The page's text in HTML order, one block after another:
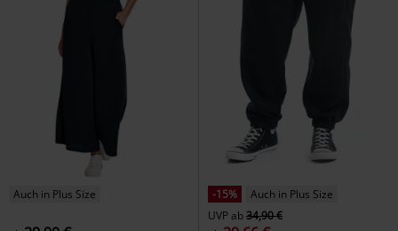
Auch in Plus Size -15%
Auch in Plus Size
UVPab34,90 €